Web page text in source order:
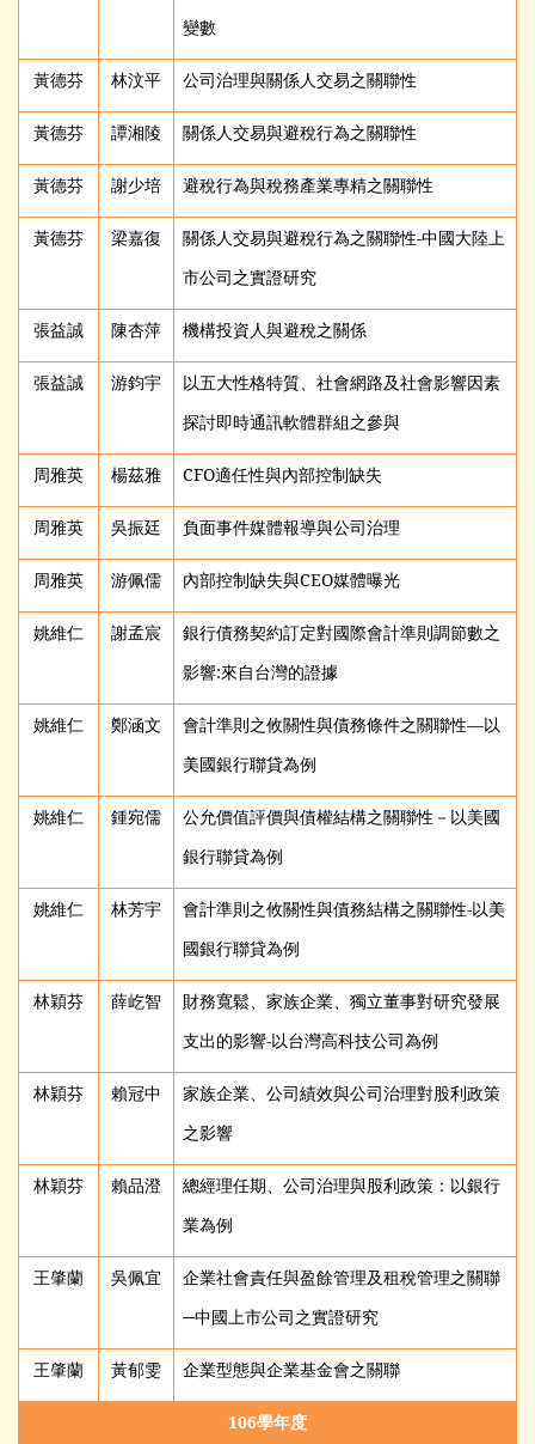
變數
黃德芬 林汶平 公司治理與關係人交易之關聯性
黃德芬 譚湘陵 關係人交易與避稅行為之關聯性
黃德芬 謝少培 避稅行為與稅務產業專精之關聯性
黃德芬 梁嘉復
關係人交易與避稅行為之關聯性-中國大陸上
市公司之實證研究
張益誠 陳杏萍 機構投資人與避稅之關係
張益誠 游鈞宇
以五大性格特質、社會網路及社會影響因素
探討即時通訊軟體群組之參與
周雅英 楊茲雅 CFO適任性與內部控制缺失
周雅英 吳振廷 負面事件媒體報導與公司治理
周雅英 游佩儒 內部控制缺失與CEO媒體曝光
姚維仁 謝孟宸
銀行債務契約訂定對國際會計準則調節數之
影響:來自台灣的證據
姚維仁 鄭涵文
會計準則之攸關性與債務條件之關聯性—以
美國銀行聯貸為例
姚維仁 鍾宛儒
公允價值評價與債權結構之關聯性－以美國
銀行聯貸為例
姚維仁 林芳宇
會計準則之攸關性與債務結構之關聯性-以美
國銀行聯貸為例
林穎芬 薛屹智
財務寬鬆、家族企業、獨立董事對研究發展
支出的影響-以台灣高科技公司為例
林穎芬 賴冠中
家族企業、公司績效與公司治理對股利政策
之影響
林穎芬 賴品澄
總經理任期、公司治理與股利政策：以銀行
業為例
王肇蘭 吳佩宜
企業社會責任與盈餘管理及租稅管理之關聯
─中國上市公司之實證研究
王肇蘭 黃郁雯 企業型態與企業基金會之關聯
106學年度